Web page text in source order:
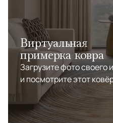
Виртуальная
примерка ковра
Загрузите фото своего
и посмотрите этот